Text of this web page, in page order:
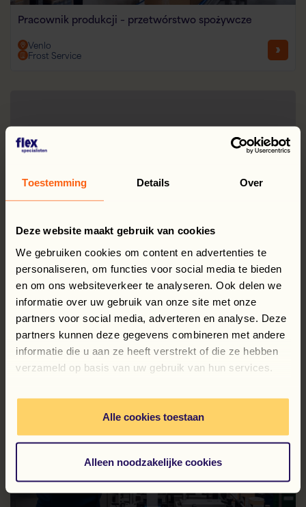
Toestemming Details Over
Deze website maakt gebruik van cookies
We gebruiken cookies om content en advertenties te
personaliseren, om functies voor social media te bieden
en om ons websiteverkeer te analyseren. Ook delen we
informatie over uw gebruik van onze site met onze
partners voor social media, adverteren en analyse. Deze
partners kunnen deze gegevens combineren met andere
informatie die u aan ze heeft verstrekt of die ze hebben
verzameld op basis van uw gebruik van hun services.
Alle cookies toestaan
Alleen noodzakelijke cookies
Pracownik produkcji – przetwórstwo spożywcze
Venlo
Frost Service
Pracownik obsługujący maszynę do etykietowania
32–40 godzin
Son en Breugel
Szkoła średnia zawodowa (MBO)